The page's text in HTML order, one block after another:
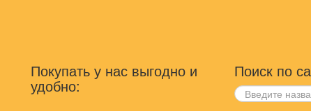
Покупать у нас выгодно и
удобно:
Поиск по